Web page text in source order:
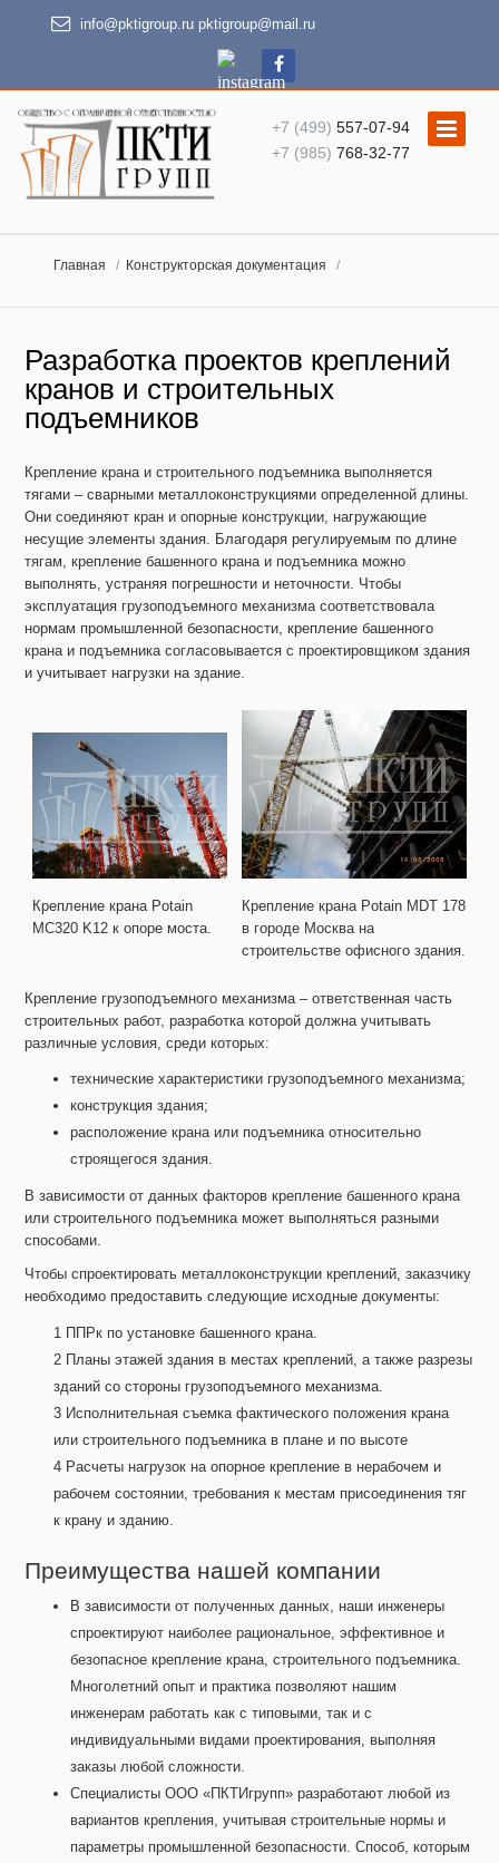
info@pktigroup.ru pktigroup@mail.ru
+7 (499) 557-07-94
+7 (985) 768-32-77
Главная Конструкторская документация
Разработка проектов креплений
кранов и строительных
подъемников
Крепление крана и строительного подъемника выполняется
тягами – сварными металлоконструкциями определенной длины.
Они соединяют кран и опорные конструкции, нагружающие
несущие элементы здания. Благодаря регулируемым по длине
тягам, крепление башенного крана и подъемника можно
выполнять, устраняя погрешности и неточности. Чтобы
эксплуатация грузоподъемного механизма соответствовала
нормам промышленной безопасности, крепление башенного
крана и подъемника согласовывается с проектировщиком здания
и учитывает нагрузки на здание.
Крепление крана Potain
MC320 K12 к опоре моста.
Крепление крана Potain MDT 178
в городе Москва на
строительстве офисного здания.
Крепление грузоподъемного механизма – ответственная часть
строительных работ, разработка которой должна учитывать
различные условия, среди которых:
технические характеристики грузоподъемного механизма;
конструкция здания;
расположение крана или подъемника относительно
строящегося здания.
В зависимости от данных факторов крепление башенного крана
или строительного подъемника может выполняться разными
способами.
Чтобы спроектировать металлоконструкции креплений, заказчику
необходимо предоставить следующие исходные документы:
ППРк по установке башенного крана.
Планы этажей здания в местах креплений, а также разрезы
зданий со стороны грузоподъемного механизма.
Исполнительная съемка фактического положения крана
или строительного подъемника в плане и по высоте
Расчеты нагрузок на опорное крепление в нерабочем и
рабочем состоянии, требования к местам присоединения тяг
к крану и зданию.
Преимущества нашей компании
В зависимости от полученных данных, наши инженеры
спроектируют наиболее рациональное, эффективное и
безопасное крепление крана, строительного подъемника.
Многолетний опыт и практика позволяют нашим
инженерам работать как с типовыми, так и с
индивидуальными видами проектирования, выполняя
заказы любой сложности.
Специалисты ООО «ПКТИгрупп» разработают любой из
вариантов крепления, учитывая строительные нормы и
параметры промышленной безопасности. Способ, которым